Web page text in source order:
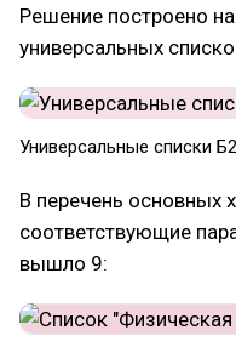
Решение построено
универсальных
Универсальные списки
В перечень основных
соответствующие
вышло 9: